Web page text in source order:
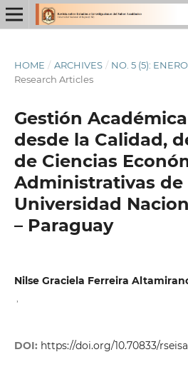
HOME / ARCHIVES / NO. 5 (5):
Research Articles
Gestión
desde la Calidad,
de Ciencias
Administrativas de
Universidad
– Paraguay
Nilse Graciela Ferreira
DOI: https://doi.org/10.70833/